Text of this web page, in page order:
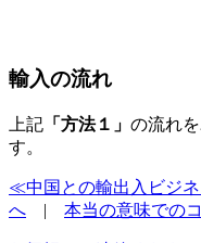
輸入の流れ
上記 「方法１」 の流れ
す。
≪中国との輸出入ビジ
へ | 本当の意味での